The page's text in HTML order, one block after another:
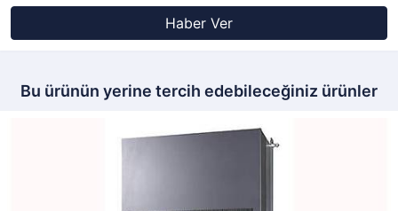
Haber Ver
Bu ürünün yerine tercih edebileceğiniz ürünler